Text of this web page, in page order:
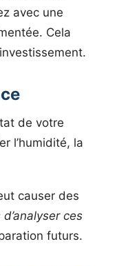
avec une
Cela
de votre
l’humidité, la
causer des
ces
futurs.